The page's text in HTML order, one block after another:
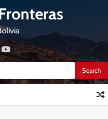
youtube